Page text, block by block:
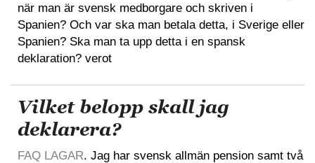
när man är svensk medborgare och skriven i
Spanien? Och var ska man betala detta, i Sverige eller
Spanien? Ska man ta upp detta i en spansk
deklaration? verot
Vilket belopp skall jag
deklarera?
FAQ LAGAR. Jag har svensk allmän pension samt två